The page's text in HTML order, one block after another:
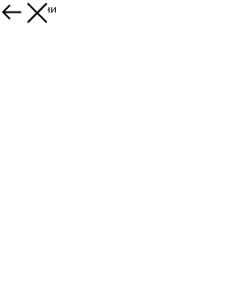
Все ткани